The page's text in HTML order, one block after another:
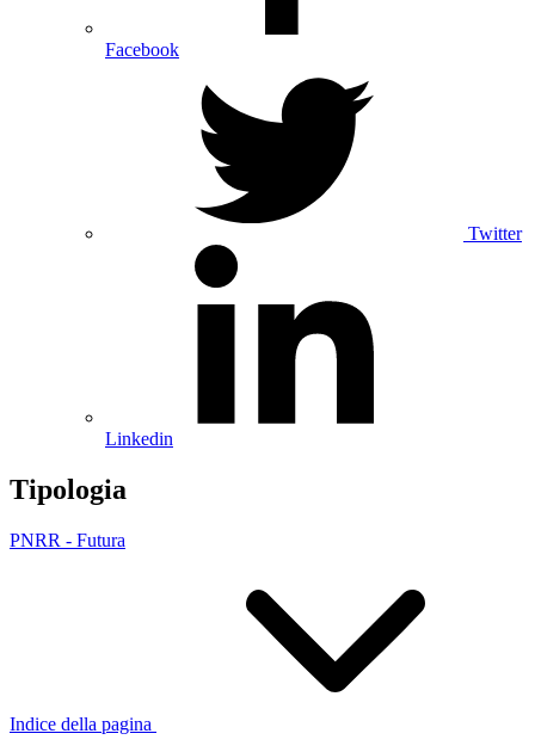
Facebook
Twitter
Linkedin
Tipologia
PNRR - Futura
Indice della pagina